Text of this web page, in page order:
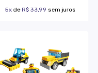
5xde R$ 33,99 sem juros